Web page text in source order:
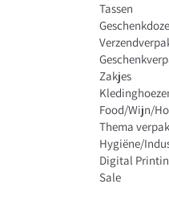
Tassen
Zakjes
Food/Wijn/
Thema
Hygiëne/
Digital
Sale